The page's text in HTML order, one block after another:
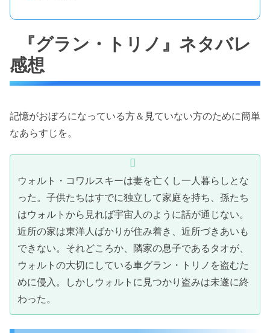
『グラン・トリノ』ネタバレ
感想
記憶がおぼろになっている方＆見ていない方のために簡単
なあらすじを。
ウォルト・コワルスキーは妻を亡くし一人暮らしとな
った。子供たちはすでに独立して家庭を持ち、孫たち
はウォルトから見れば宇宙人のように話が通じない。
近所の家は東洋人ばかりが住み着き、近所づきあいも
できない。それどころか、隣家の息子であるタオが、
ウォルトの大切にしている車グラン・トリノを盗むた
めに侵入。しかしウォルトに見つかり盗みは未遂に終
わった。